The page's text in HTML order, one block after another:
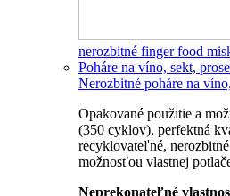
nerozbitné finger food
Poháre na víno, sekt,
Nerozbitné poháre na
Opakované použitie a
(350 cyklov), perfektná
recyklovateľné,
možnosťou vlastnej
Neprekonateľné